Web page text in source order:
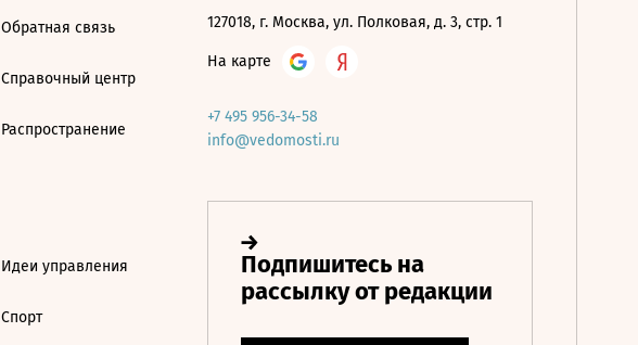
Обратная связь
Справочный центр
Распространение
Идеи управления
Спорт
127018, г. Москва, ул. Полковая, д. 3, стр. 1
На карте
+7 495 956-34-58
info@vedomosti.ru